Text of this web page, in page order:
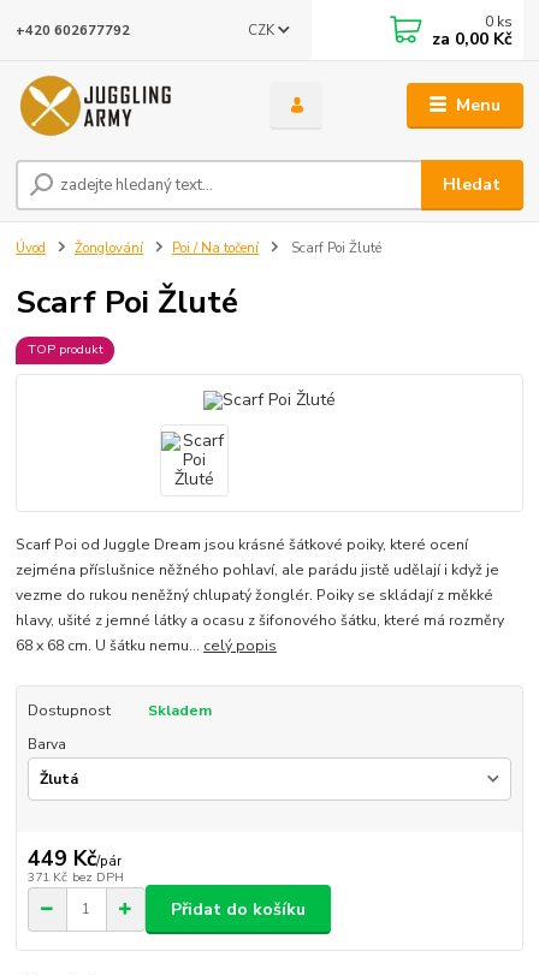
Menu
CZK
Hledat
+420 602677792 0 ks
za 0,00 Kč
Úvod Žonglování Poi / Na točení Scarf Poi Žluté
Scarf Poi Žluté
TOP produkt
Scarf Poi od Juggle Dream jsou krásné šátkové poiky, které ocení
zejména příslušnice něžného pohlaví, ale parádu jistě udělají i když je
vezme do rukou neněžný chlupatý žonglér. Poiky se skládají z měkké
hlavy, ušité z jemné látky a ocasu z šifonového šátku, které má rozměry
68 x 68 cm. U šátku nemu... celý popis
Dostupnost
Skladem
Barva
449 Kč/pár
371 Kč bez DPH
Přidat do košíku